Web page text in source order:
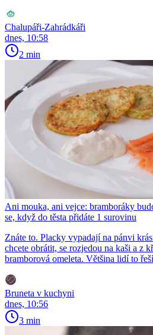
Chalupáři-Zahrádkáři
dnes, 10:58
2 min
Ani mouka, ani vejce: bramboráky
se, když do těsta přidáte 1 surovinu
Znáte to. Placky vypadají na pánvi
chcete obrátit, se rozjedou na kaši a z
bramborová omeleta. Většina lidí to
Bruneta v kuchyni
dnes, 10:56
3 min